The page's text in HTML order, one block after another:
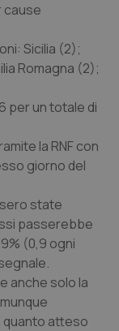
Ulcerosa
Sicilia (2);
Romagna (2);
per un totale di
la RNF con
giorno del
state
passerebbe
(0,9 ogni
solo la
quanto atteso